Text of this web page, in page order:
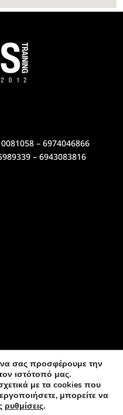
– 6974046866
– 6943083816
σας προσφέρουμε την
ιστότοπό μας.
με τα cookies που
μπορείτε να
ρυθμίσεις.
Reserved Fitnesstraining